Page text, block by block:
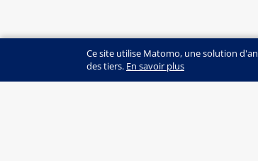
© SZH/CSPS
Ce site utilise Matomo, une solution
des tiers. En savoir plus